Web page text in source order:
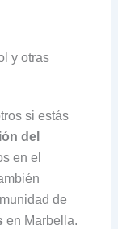
y otras
si estás
del
en el
de
en Marbella.